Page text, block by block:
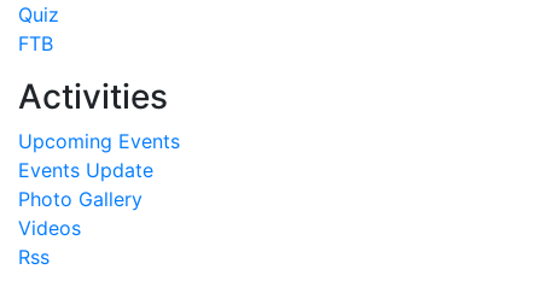
Quiz
FTB
Activities
Upcoming Events
Events Update
Photo Gallery
Videos
Rss